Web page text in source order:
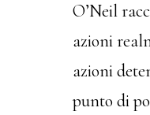
O’Neil
azioni
azioni
punto di